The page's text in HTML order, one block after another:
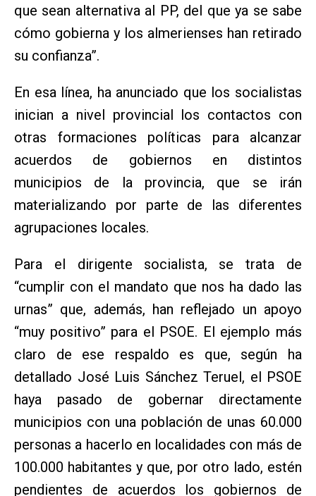
que sean alternativa al PP, del que ya se sabe
cómo gobierna y los almerienses han retirado
su confianza”.
En esa línea, ha anunciado que los socialistas
inician a nivel provincial los contactos con
otras formaciones políticas para alcanzar
acuerdos de gobiernos en distintos
municipios de la provincia, que se irán
materializando por parte de las diferentes
agrupaciones locales.
Para el dirigente socialista, se trata de
“cumplir con el mandato que nos ha dado las
urnas” que, además, han reflejado un apoyo
“muy positivo” para el PSOE. El ejemplo más
claro de ese respaldo es que, según ha
detallado José Luis Sánchez Teruel, el PSOE
haya pasado de gobernar directamente
municipios con una población de unas 60.000
personas a hacerlo en localidades con más de
100.000 habitantes y que, por otro lado, estén
pendientes de acuerdos los gobiernos de